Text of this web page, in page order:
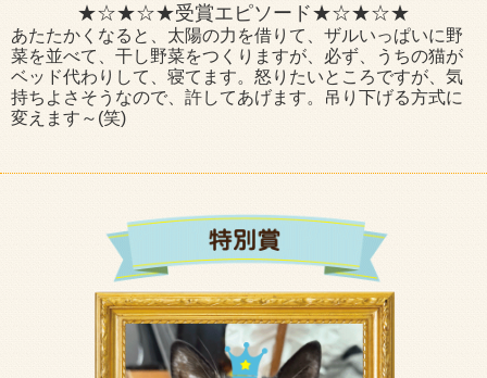
★☆★☆★受賞エピソード★☆★☆★
あたたかくなると、太陽の力を借りて、ザルいっぱいに野
菜を並べて、干し野菜をつくりますが、必ず、うちの猫が
ベッド代わりして、寝てます。怒りたいところですが、気
持ちよさそうなので、許してあげます。吊り下げる方式に
変えます～(笑)